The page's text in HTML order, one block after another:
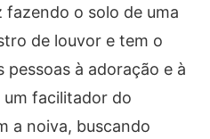
fazendo o solo de uma
de louvor e tem o
pessoas à adoração e à
um facilitador do
a noiva, buscando